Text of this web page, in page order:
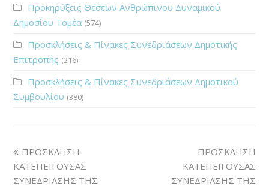
Προκηρύξεις Θέσεων Ανθρώπινου Δυναμικού
Δημοσίου Τομέα (574)
Προσκλήσεις & Πίνακες Συνεδριάσεων Δημοτικής
Επιτροπής (216)
Προσκλήσεις & Πίνακες Συνεδριάσεων Δημοτικού
Συμβουλίου (380)
ΠΡΟΣΚΛΗΣΗ
ΚΑΤΕΠΕΙΓΟΥΣΑΣ
ΣΥΝΕΔΡΙΑΣΗΣ ΤΗΣ
ΠΡΟΣΚΛΗΣΗ
ΚΑΤΕΠΕΙΓΟΥΣΑΣ
ΣΥΝΕΔΡΙΑΣΗΣ ΤΗΣ